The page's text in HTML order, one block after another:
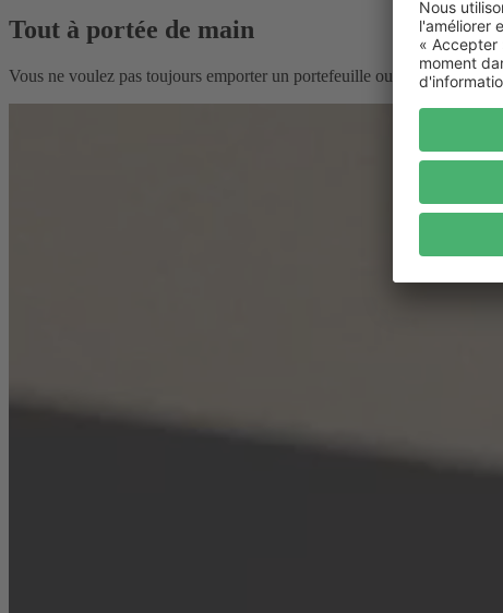
Tout à portée de main
Vous ne voulez pas toujours emporter un portefeuille ou un sac à